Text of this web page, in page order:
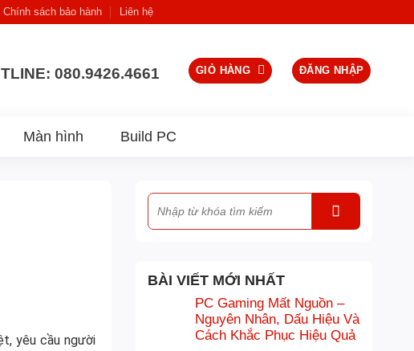
Chính sách bảo hành Liên hệ
080.9426.4661 GIỎ HÀNG ĐĂNG NHẬP
Màn hình Build PC
yêu cầu người
BÀI VIẾT MỚI NHẤT
PC Gaming Mất Nguồn –
Nguyên Nhân, Dấu Hiệu Và
Cách Khắc Phục Hiệu Quả